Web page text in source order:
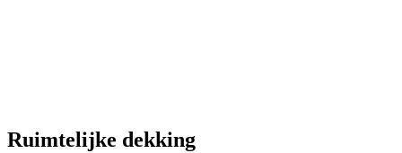
Ruimtelijke dekking